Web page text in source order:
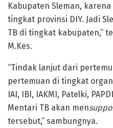
Kabupaten Sleman,
tingkat provinsi DIY. Jadi
TB di tingkat kabupaten,”
M.Kes.
“Tindak lanjut dari
pertemuan di tingkat
IAI, IBI, IAKMI, Patelki,
Mentari TB akan men
tersebut,” sambungnya.